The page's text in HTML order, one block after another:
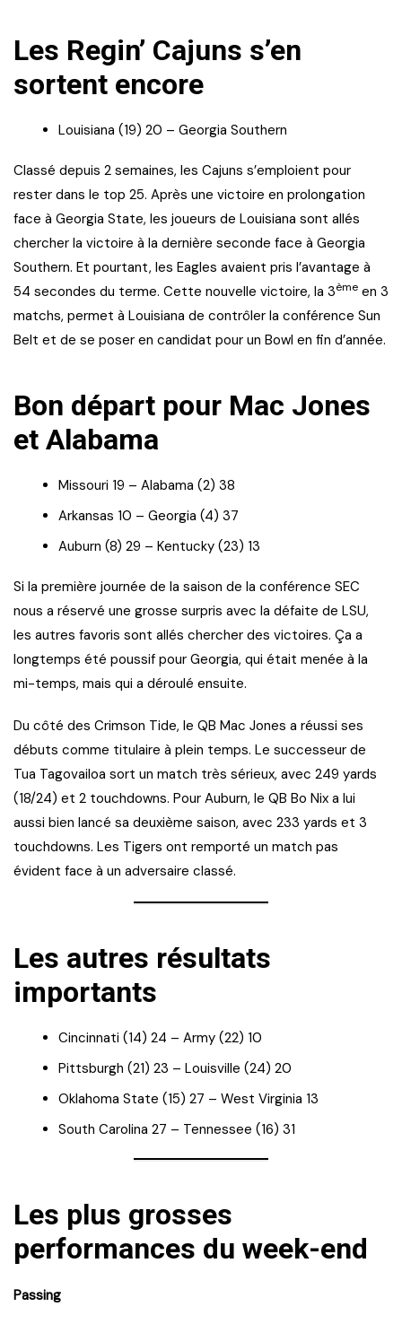
Les Regin’ Cajuns s’en
sortent encore
Louisiana (19) 20 – Georgia Southern
Classé depuis 2 semaines, les Cajuns s’emploient pour
rester dans le top 25. Après une victoire en prolongation
face à Georgia State, les joueurs de Louisiana sont allés
chercher la victoire à la dernière seconde face à Georgia
Southern. Et pourtant, les Eagles avaient pris l’avantage à
54 secondes du terme. Cette nouvelle victoire, la 3ème en 3
matchs, permet à Louisiana de contrôler la conférence Sun
Belt et de se poser en candidat pour un Bowl en fin d’année.
Bon départ pour Mac Jones
et Alabama
Missouri 19 – Alabama (2) 38
Arkansas 10 – Georgia (4) 37
Auburn (8) 29 – Kentucky (23) 13
Si la première journée de la saison de la conférence SEC
nous a réservé une grosse surpris avec la défaite de LSU,
les autres favoris sont allés chercher des victoires. Ça a
longtemps été poussif pour Georgia, qui était menée à la
mi-temps, mais qui a déroulé ensuite.
Du côté des Crimson Tide, le QB Mac Jones a réussi ses
débuts comme titulaire à plein temps. Le successeur de
Tua Tagovailoa sort un match très sérieux, avec 249 yards
(18/24) et 2 touchdowns. Pour Auburn, le QB Bo Nix a lui
aussi bien lancé sa deuxième saison, avec 233 yards et 3
touchdowns. Les Tigers ont remporté un match pas
évident face à un adversaire classé.
Les autres résultats
importants
Cincinnati (14) 24 – Army (22) 10
Pittsburgh (21) 23 – Louisville (24) 20
Oklahoma State (15) 27 – West Virginia 13
South Carolina 27 – Tennessee (16) 31
Les plus grosses
performances du week-end
Passing